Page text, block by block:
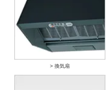
> 換気扇